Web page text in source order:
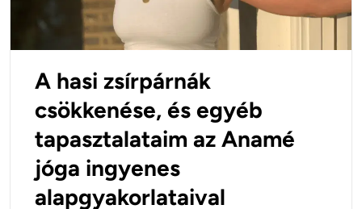
A hasi zsírpárnák
csökkenése, és egyéb
tapasztalataim az Anamé
jóga ingyenes
alapgyakorlataival